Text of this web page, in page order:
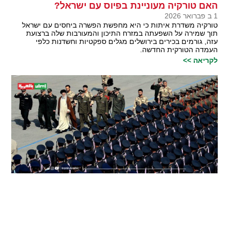
האם טורקיה מעוניינת בפיוס עם ישראל?
1 ב פברואר 2026
טורקיה משדרת איתות כי היא מחפשת הפשרה ביחסים עם ישראל
תוך שמירה על השפעתה במזרח התיכון והמעורבות שלה ברצועת
עזה, גורמים בכירים בירושלים מגלים ספקטיות וחשדנות כלפי
העמדה הטורקית החדשה.
לקריאה >>